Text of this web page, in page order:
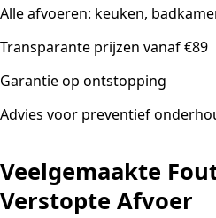
Alle afvoeren: keuken,
Transparante prijzen vanaf €89
Garantie op ontstopping
Advies voor preventief
Veelgemaakte
Verstopte Afvoer